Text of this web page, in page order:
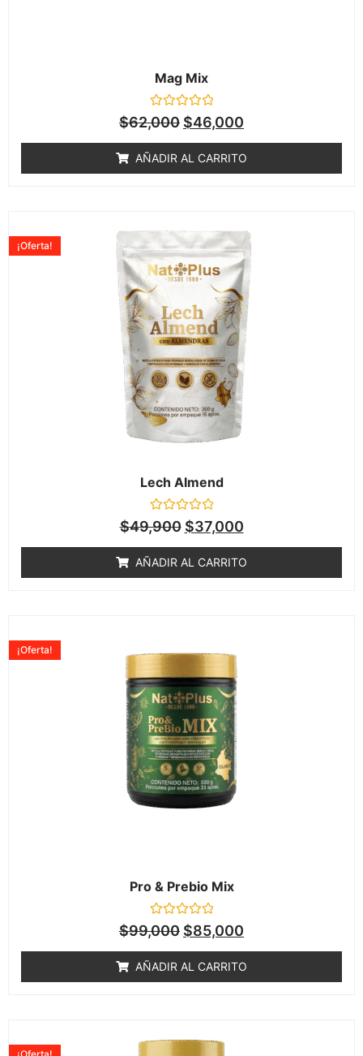
Mag Mix
Valorado
en
de
5
$62,000 $46,000
AÑADIR AL CARRITO
Lech Almend
Valorado
en
de
5
¡Oferta!
$49,900 $37,000
AÑADIR AL CARRITO
Pro & Prebio Mix
Valorado
en
de
5
¡Oferta!
$99,000 $85,000
AÑADIR AL CARRITO